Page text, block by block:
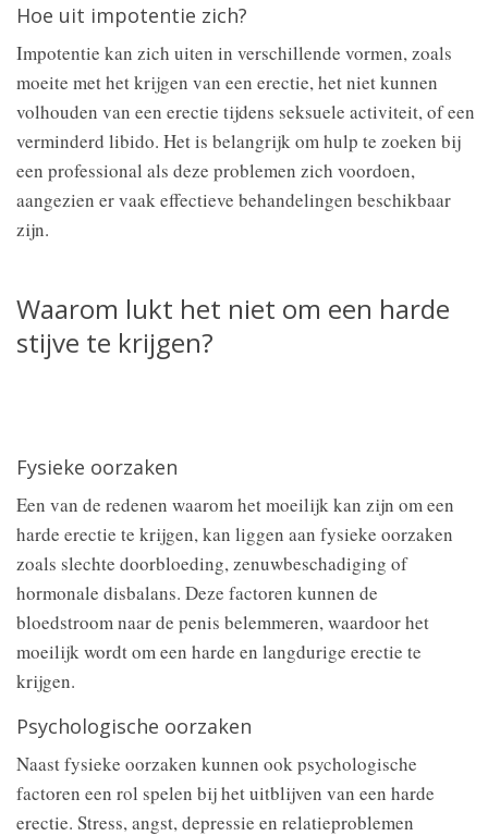
Hoe uit impotentie zich?
Impotentie kan zich uiten in verschillende vormen, zoals
moeite met het krijgen van een erectie, het niet kunnen
volhouden van een erectie tijdens seksuele activiteit, of een
verminderd libido. Het is belangrijk om hulp te zoeken bij
een professional als deze problemen zich voordoen,
aangezien er vaak effectieve behandelingen beschikbaar
zijn.
Waarom lukt het niet om een harde
stijve te krijgen?
Fysieke oorzaken
Een van de redenen waarom het moeilijk kan zijn om een
harde erectie te krijgen, kan liggen aan fysieke oorzaken
zoals slechte doorbloeding, zenuwbeschadiging of
hormonale disbalans. Deze factoren kunnen de
bloedstroom naar de penis belemmeren, waardoor het
moeilijk wordt om een harde en langdurige erectie te
krijgen.
Psychologische oorzaken
Naast fysieke oorzaken kunnen ook psychologische
factoren een rol spelen bij het uitblijven van een harde
erectie. Stress, angst, depressie en relatieproblemen